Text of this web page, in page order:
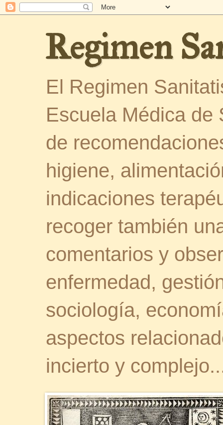
Regimen
El Regimen
Escuela Médica de
de
higiene,
indicaciones
recoger también
comentarios y
enfermedad,
sociología,
aspectos
incierto y